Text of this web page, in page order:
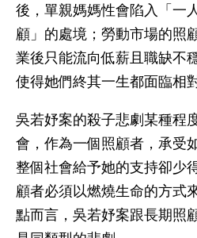
後，單親媽媽性會陷入「一
顧」的處境；勞動市場的照
業後只能流向低薪且職缺不
使得她們終其一生都面臨相
吳若妤案的殺子悲劇某種程
會，作為一個照顧者，承受
整個社會給予她的支持卻少
顧者必須以燃燒生命的方式
點而言，吳若妤案跟長期照